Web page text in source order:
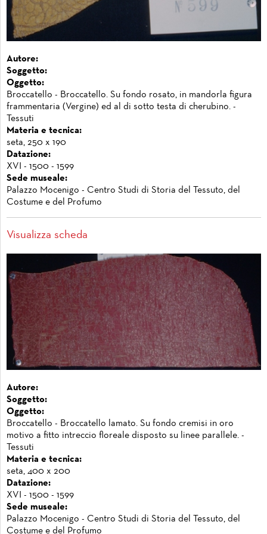
Autore:
Soggetto:
Oggetto:
Broccatello - Broccatello. Su fondo rosato, in mandorla figura
frammentaria (Vergine) ed al di sotto testa di cherubino. -
Tessuti
Materia e tecnica:
seta, 250 x 190
Datazione:
XVI - 1500 - 1599
Sede museale:
Palazzo Mocenigo - Centro Studi di Storia del Tessuto, del
Costume e del Profumo
Visualizza scheda
Autore:
Soggetto:
Oggetto:
Broccatello - Broccatello lamato. Su fondo cremisi in oro
motivo a fitto intreccio floreale disposto su linee parallele. -
Tessuti
Materia e tecnica:
seta, 400 x 200
Datazione:
XVI - 1500 - 1599
Sede museale:
Palazzo Mocenigo - Centro Studi di Storia del Tessuto, del
Costume e del Profumo